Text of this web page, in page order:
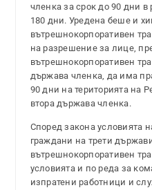
членка за срок до 90 дни
180 дни. Уредена беше и
вътрешнокорпоративен
на разрешение за лице,
вътрешнокорпоративен
държава членка, да има
90 дни на територията на
втора държава членка.
Според закона условията
граждани на трети
вътрешнокорпоративен
условията и по реда за
изпратени работници и